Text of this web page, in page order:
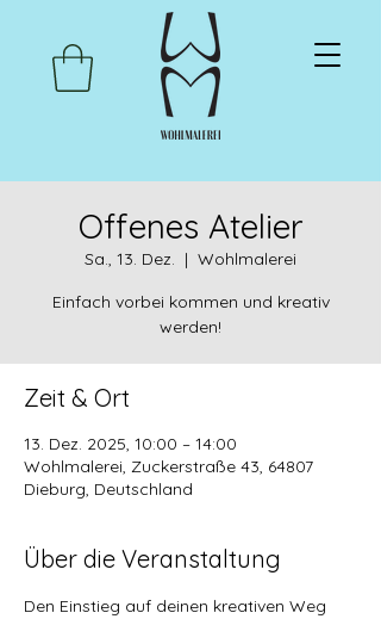
Offenes Atelier
Sa., 13. Dez.
  |
Wohlmalerei
Einfach vorbei kommen und kreativ
werden!
Zeit & Ort
13. Dez. 2025, 10:00 – 14:00
Wohlmalerei, Zuckerstraße 43, 64807
Dieburg, Deutschland
Über die Veranstaltung
Den Einstieg auf deinen kreativen Weg